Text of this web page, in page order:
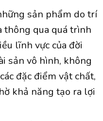
sản phẩm do trí
thông qua quá trình
lĩnh vực của đời
sản vô hình, không
đặc điểm vật chất,
khả năng tạo ra lợi